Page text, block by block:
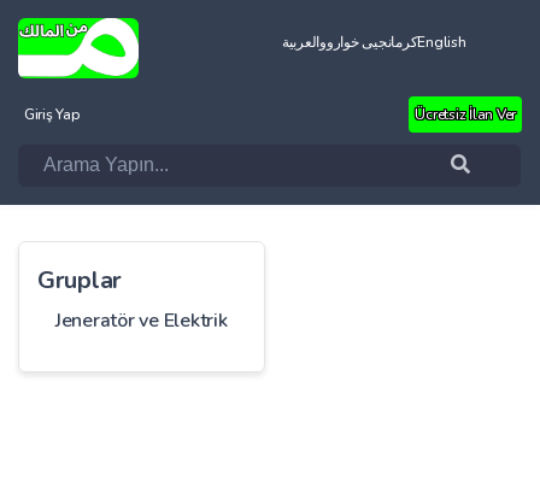
العربيةکرمانجیی خوارووEnglish
Giriş Yap Ücretsiz İlan Ver
Gruplar
Jeneratör ve Elektrik